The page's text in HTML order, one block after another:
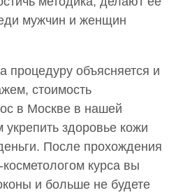
мужчин и женщин
объясняется и
стоимость
в Москве в нашей
укрепить здоровье кожи
После прохождения
курса вы
и больше не будете